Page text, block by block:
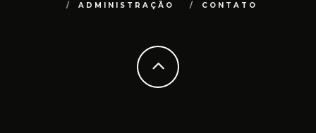
ADMINISTRAÇÃO
CONTATO